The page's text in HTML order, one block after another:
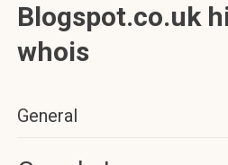
Blogspot.co.uk
whois
General